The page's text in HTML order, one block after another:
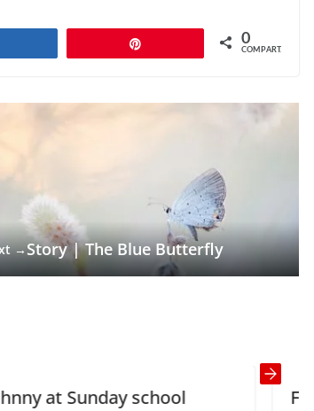
0
COMPART.
→Story | The Blue Butterfly
school Fishing